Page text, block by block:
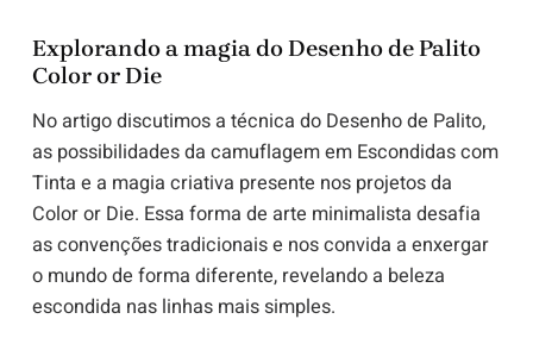
Explorando a magia do Desenho de Palito
Color or Die
No artigo discutimos a técnica do Desenho de Palito,
as possibilidades da camuflagem em Escondidas com
Tinta e a magia criativa presente nos projetos da
Color or Die. Essa forma de arte minimalista desafia
as convenções tradicionais e nos convida a enxergar
o mundo de forma diferente, revelando a beleza
escondida nas linhas mais simples.